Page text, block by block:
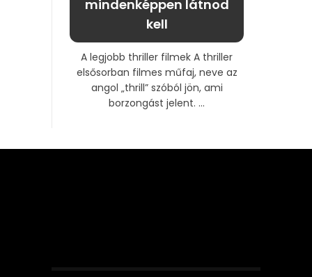
mindenképpen látnod
kell
A legjobb thriller filmek A thriller
elsősorban filmes műfaj, neve az
angol „thrill” szóból jön, ami
borzongást jelent. ...